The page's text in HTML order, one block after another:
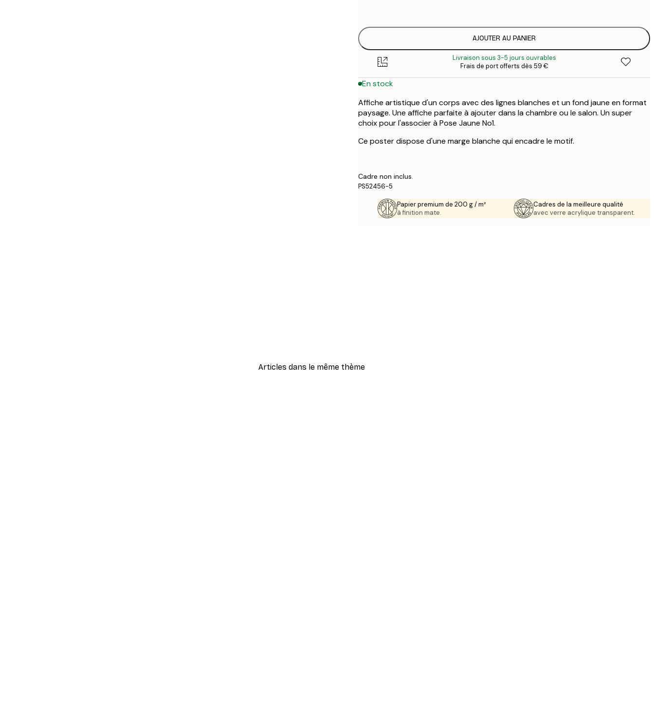
AJOUTER AU PANIER
Livraison sous 3-5 jours ouvrables
Frais de port offerts dès 59 €
En stock
Affiche artistique d'un corps avec des lignes blanches et un fond jaune en format
paysage. Une affiche parfaite à ajouter dans la chambre ou le salon. Un super
choix pour l'associer à Pose Jaune No1.
Ce poster dispose d'une marge blanche qui encadre le motif.
Cadre non inclus.
PS52456-5
Papier premium de 200 g / m²
à finition mate.
Cadres de la meilleure qualité
avec verre acrylique transparent.
Articles dans le même thème